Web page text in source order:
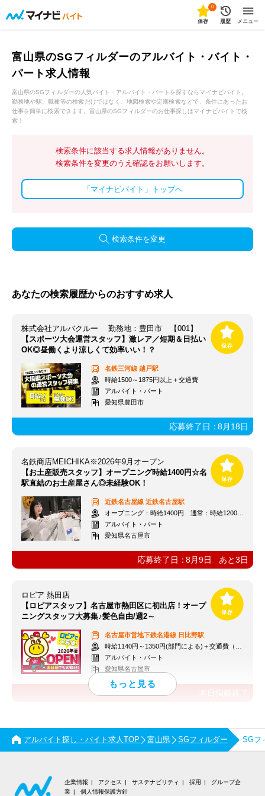
0
保存 履歴 メニュー
富山県のSGフィルダーのアルバイト・バイト・
パート求人情報
富山県のSGフィルダーの人気バイト・アルバイト・パートを探すならマイナビバイト。
勤務地や駅、職種等の検索だけではなく、地図検索や定期検索などで、条件にあったお
仕事を簡単に検索できます。富山県のSGフィルダーのお仕事探しはマイナビバイトで検
索！
検索条件に該当する求人情報がありません。
検索条件を変更のうえ確認をお願いします。
「マイナビバイト」トップへ
検索条件を変更
あなたの検索履歴からのおすすめ求人
株式会社アルバクルー 勤務地：豊田市 【001】
【スポーツ大会運営スタッフ】激レア／短期＆日払い
OK◎昼働くより涼しくて効率いい！？
名鉄三河線 越戸駅
時給1500～1875円以上＋交通費
アルバイト・パート
愛知県豊田市
応募終了日：8月18日
名鉄商店MEICHIKA※2026年9月オープン
【お土産販売スタッフ】オープニング時給1400円☆名
駅直結のお土産屋さん◎未経験OK！
近鉄名古屋線 近鉄名古屋駅
オープニング：時給1400円 通常：時給1200円～＋交通費全額支給
アルバイト・パート
愛知県名古屋市
応募終了日：8月9日 あと3日
ロピア 熱田店
【ロピアスタッフ】名古屋市熱田区に初出店！オープ
ニングスタッフ大募集♪髪色自由/週2～
名古屋市営地下鉄名港線 日比野駅
時給1140円～1350円(部門による)＋交通費（社内規定）
アルバイト・パート
愛知県名古屋市
アルバイト探し・バイト求人TOP 富山県 SGフィルダー SGフ
企業情報 アクセス サステナビリティ 採用
グループ企
業
個人情報保護方針